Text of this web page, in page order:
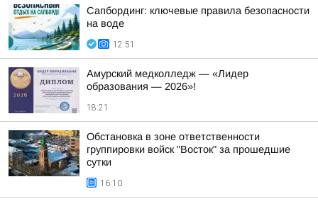
Сапбординг: ключевые правила безопасности
на воде
12:51
Амурский медколледж — «Лидер
образования — 2026»!
18:21
Обстановка в зоне ответственности
группировки войск "Восток" за прошедшие
сутки
16:10